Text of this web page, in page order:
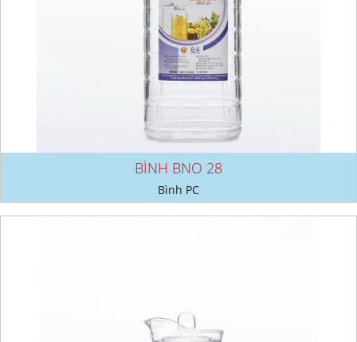
BÌNH BNO 28
Bình PC